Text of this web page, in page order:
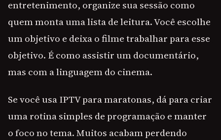
entretenimento, organize sua sessão como
quem monta uma lista de leitura. Você escolhe
um objetivo e deixa o filme trabalhar para esse
objetivo. É como assistir um documentário,
mas com a linguagem do cinema.
Se você usa IPTV para maratonas, dá para criar
uma rotina simples de programação e manter
o foco no tema. Muitos acabam perdendo